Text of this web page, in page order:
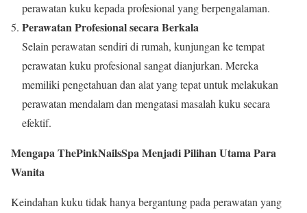
perawatan kuku kepada profesional yang berpengalaman.
Perawatan Profesional secara Berkala
Selain perawatan sendiri di rumah, kunjungan ke tempat
perawatan kuku profesional sangat dianjurkan. Mereka
memiliki pengetahuan dan alat yang tepat untuk melakukan
perawatan mendalam dan mengatasi masalah kuku secara
efektif.
Mengapa ThePinkNailsSpa Menjadi Pilihan Utama Para
Wanita
Keindahan kuku tidak hanya bergantung pada perawatan yang